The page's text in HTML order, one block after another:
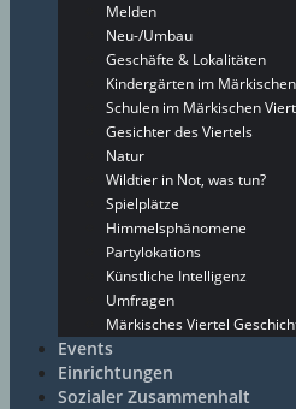
Melden
Neu-/Umbau
Geschäfte & Lokalitäten
Kindergärten im
Schulen im Märkischen
Gesichter des Viertels
Natur
Wildtier in Not, was tun?
Spielplätze
Himmelsphänomene
Partylokations
Künstliche Intelligenz
Umfragen
Märkisches Viertel
Events
Einrichtungen
Sozialer Zusammenhalt